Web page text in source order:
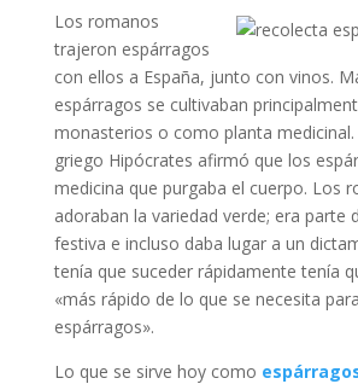
Los romanos
trajeron espárragos
con ellos a España, junto con vinos.
espárragos se cultivaban
monasterios o como planta medicinal.
griego Hipócrates afirmó que los
medicina que purgaba el cuerpo. Los
adoraban la variedad verde; era parte
festiva e incluso daba lugar a un
tenía que suceder rápidamente tenía
«más rápido de lo que se necesita
espárragos».
Lo que se sirve hoy como